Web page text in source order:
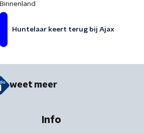
Binnenland
Huntelaar keert terug bij Ajax
weet meer
Info